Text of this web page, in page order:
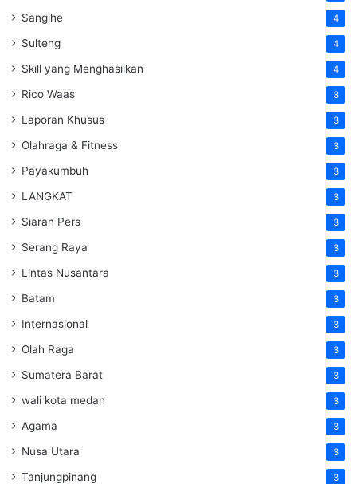
Sangihe 4
Sulteng 4
Skill yang Menghasilkan 4
Rico Waas 3
Laporan Khusus 3
Olahraga & Fitness 3
Payakumbuh 3
LANGKAT 3
Siaran Pers 3
Serang Raya 3
Lintas Nusantara 3
Batam 3
Internasional 3
Olah Raga 3
Sumatera Barat 3
wali kota medan 3
Agama 3
Nusa Utara 3
Tanjungpinang 3